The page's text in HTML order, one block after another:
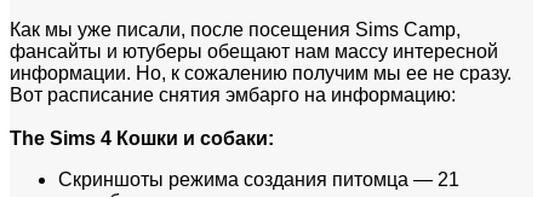
Как мы уже писали, после посещения Sims Camp,
фансайты и ютуберы обещают нам массу интересной
информации. Но, к сожалению получим мы ее не сразу.
Вот расписание снятия эмбарго на информацию:
The Sims 4 Кошки и собаки:
Скриншоты режима создания питомца — 21